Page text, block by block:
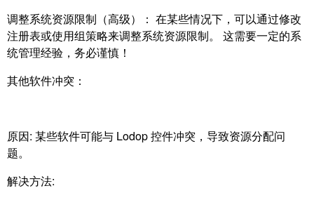
调整系统资源限制（高级）： 在某些情况下，可以通过修改
注册表或使用组策略来调整系统资源限制。 这需要一定的系
统管理经验，务必谨慎！
其他软件冲突：
原因: 某些软件可能与 Lodop 控件冲突，导致资源分配问
题。
解决方法: